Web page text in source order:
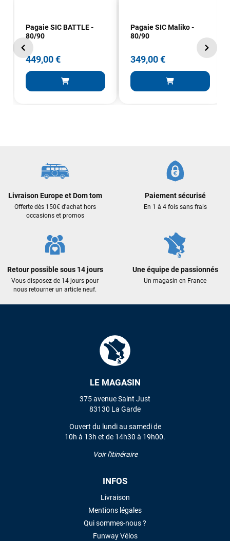
Pagaie SIC BATTLE -
80/90
449,00 €
Pagaie SIC Maliko -
80/90
349,00 €
Livraison Europe et Dom tom
Offerte dès 150€ d'achat hors
occasions et promos
Paiement sécurisé
En 1 à 4 fois sans frais
Retour possible sous 14 jours
Vous disposez de 14 jours pour
nous retourner un article neuf.
Une équipe de passionnés
Un magasin en France
LE MAGASIN
375 avenue Saint Just
83130 La Garde
Ouvert du lundi au samedi de
10h à 13h et de 14h30 à 19h00.
Voir l'itinéraire
INFOS
Livraison
Mentions légales
Qui sommes-nous ?
Funway Vélos
propre et soigné. Plus qu’à tester ça sur l’eau ! Je
recommande vivement ce magasin pour son
professionnalisme et sa réactivité.
Sébastien BACHELIER
il y a un mois
Cela faisait 6 mois que je galérais à remplacer ma board eux
J'ai acheté une voile d'occasion depuis Tahiti. Super service.
L'envoi a été rapide. La voile est arrivée en super état.